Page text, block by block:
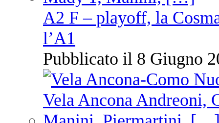
A2 F – playoff, la
l’A1
Pubblicato il 8 Giugno